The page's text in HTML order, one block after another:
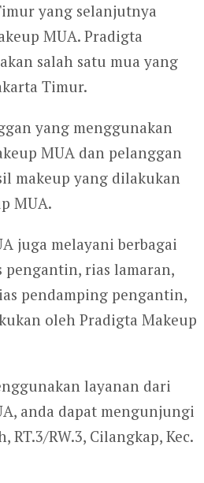
yang selanjutnya
MUA. Pradigta
salah satu mua yang
Timur.
yang menggunakan
MUA dan pelanggan
makeup yang dilakukan
MUA.
juga melayani berbagai
pengantin, rias lamaran,
pendamping pengantin,
oleh Pradigta Makeup
layanan dari
anda dapat mengunjungi
RT.3/RW.3, Cilangkap, Kec.